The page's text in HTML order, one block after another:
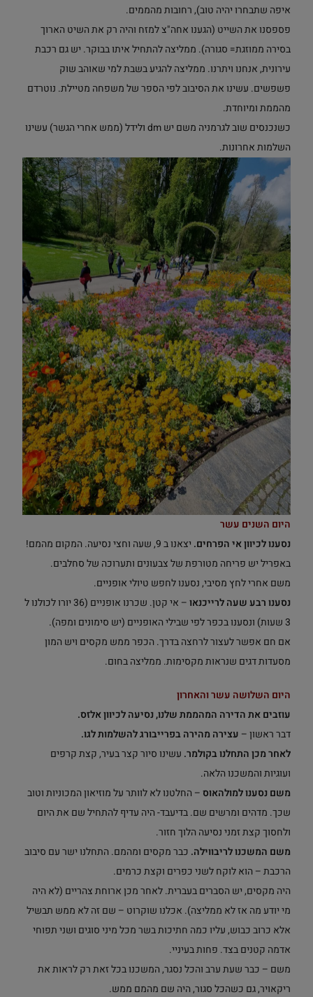
איפה שתבחרו יהיה טוב), רחובות מהממים.
פספסנו את השייט (הגענו אחה"צ למזח והיה רק את השיט הארוך
בסירה ממוזגת= סגורה). ממליצה להתחיל איתו בבוקר. יש גם רכבת
עירונית, אנחנו ויתרנו. ממליצה להגיע בשבת למי שאוהב שוק
פשפשים. עשינו את הסיבוב לפי הספר של משפחה מטיילת. נוטרדם
מהממת ומיוחדת.
כשנכנסים שוב לגרמניה משם יש dm ולידל (ממש אחרי הגשר) עשינו
השלמות אחרונות.
היום השנים עשר
נסענו לכיוון אי הפרחים.
יצאנו ב 9, שעה וחצי נסיעה. המקום מהמם!
באפריל יש פריחה מטורפת של צבעונים ותערוכה של סחלבים.
משם אחרי לחץ מסיבי, נסענו לחפש טיולי אופניים.
נסענו רבע שעה לרייכנאו
– אי קטן. שכרנו אופניים (36 יורו לכולנו ל
3 שעות) ונסענו בכפר לפי שבילי האופניים (יש סימונים ומפה).
אם חם אפשר לעצור לרחצה בדרך. הכפר ממש מקסים ויש המון
מסעדות דגים שנראות מקסימות. ממליצה בחום.
היום השלושה עשר והאחרון
עוזבים את הדירה המהממת שלנו, נסיעה לכיוון אלזס.
דבר ראשון – עצירה מהירה בפרייבורג להשלמות לגו.
לאחר מכן התחלנו בקולמר. עשינו סיור קצר בעיר, קצת קרפים
ועוגיות והמשכנו הלאה.
משם נסענו למולהאוס– החלטנו לא לוותר על מוזיאון המכוניות וטוב
שכך. מדהים ומרשים שם. בדיעבד- היה עדיף להתחיל שם את היום
ולחסוך קצת זמני נסיעה הלוך חזור.
משם המשכנו לריבווילה. כבר מקסים ומהמם. התחלנו ישר עם סיבוב
הרכבת – הוא לוקח לשני כפרים וקצת כרמים.
היה מקסים, יש הסברים בעברית. לאחר מכן ארוחת צהריים (לא היה
מי יודע מה אז לא ממליצה). אכלנו שוקרוט – שם זה לא ממש תבשיל
אלא כרוב כבוש, עליו כמה חתיכות בשר מכל מיני סוגים ושני תפוחי
אדמה קטנים בצד. פחות בעיניי.
משם – כבר שעת ערב והכל נסגר, המשכנו בכל זאת רק לראות את
ריקאויר, גם כשהכל סגור, היה שם מהמם ממש.